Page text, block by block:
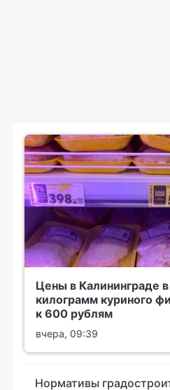
Цены в Калининграде в
килограмм куриного
к 600 рублям
вчера, 09:39
Нормативы